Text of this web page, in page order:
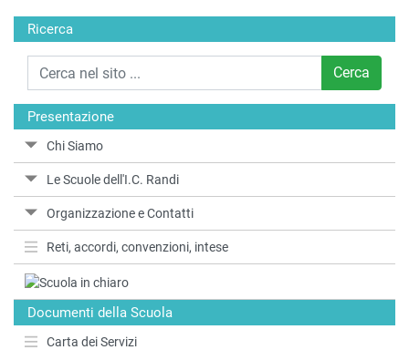
Ricerca
Cerca
Presentazione
Chi Siamo
Le Scuole dell'I.C. Randi
Organizzazione e Contatti
Reti, accordi, convenzioni, intese
Documenti della Scuola
Carta dei Servizi